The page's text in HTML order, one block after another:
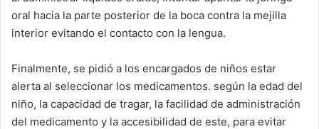
oral hacia la parte posterior de la boca contra la mejilla
interior evitando el contacto con la lengua.
Finalmente, se pidió a los encargados de niños estar
alerta al seleccionar los medicamentos. según la edad del
niño, la capacidad de tragar, la facilidad de administración
del medicamento y la accesibilidad de este, para evitar